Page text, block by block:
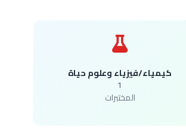
كيمياء/فيزياء وعلوم حياة
1
المختبرات